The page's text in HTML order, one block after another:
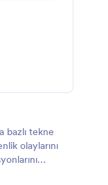
bazlı tekne
olaylarını
edin.